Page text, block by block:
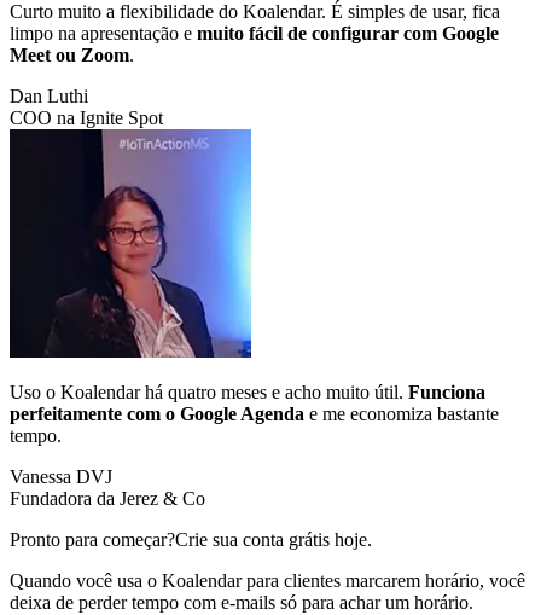
Curto muito a flexibilidade do Koalendar. É simples de usar, fica
limpo na apresentação e muito fácil de configurar com Google
Meet ou Zoom.
Dan Luthi
COO na Ignite Spot
Uso o Koalendar há quatro meses e acho muito útil. Funciona
perfeitamente com o Google Agenda e me economiza bastante
tempo.
Vanessa DVJ
Fundadora da Jerez & Co
Pronto para começar?Crie sua conta grátis hoje.
Quando você usa o Koalendar para clientes marcarem horário, você
deixa de perder tempo com e-mails só para achar um horário.